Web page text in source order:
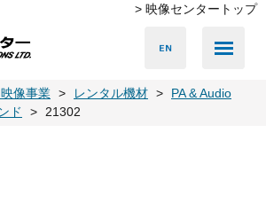
> 映像センタートップ
像事業 レンタル機材
PA & Audio
ド
21302